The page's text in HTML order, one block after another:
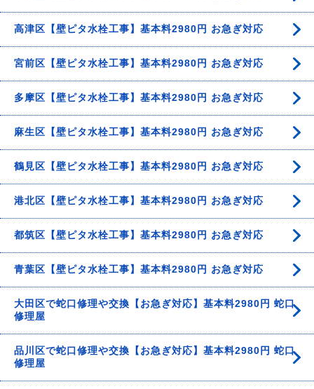
高津区【壁ピタ水栓工事】基本料2980円 お急ぎ対応
宮前区【壁ピタ水栓工事】基本料2980円 お急ぎ対応
多摩区【壁ピタ水栓工事】基本料2980円 お急ぎ対応
麻生区【壁ピタ水栓工事】基本料2980円 お急ぎ対応
鶴見区【壁ピタ水栓工事】基本料2980円 お急ぎ対応
港北区【壁ピタ水栓工事】基本料2980円 お急ぎ対応
都筑区【壁ピタ水栓工事】基本料2980円 お急ぎ対応
青葉区【壁ピタ水栓工事】基本料2980円 お急ぎ対応
大田区で蛇口修理や交換【お急ぎ対応】基本料2980円 蛇口
修理屋
品川区で蛇口修理や交換【お急ぎ対応】基本料2980円 蛇口
修理屋